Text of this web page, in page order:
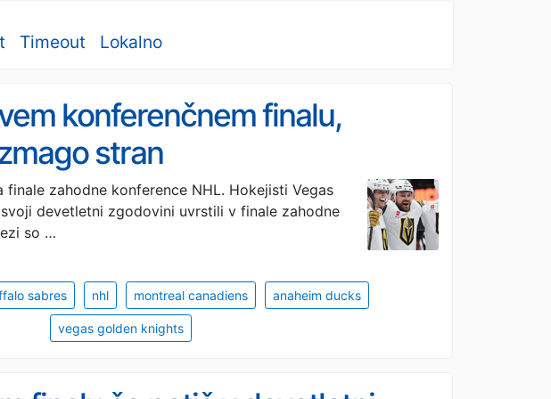
Timeout Lokalno
konferenčnem finalu,
stran
zahodne konference NHL. Hokejisti Vegas
devetletni zgodovini uvrstili v finale zahodne
so …
sabres nhl montreal canadiens anaheim ducks
vegas golden knights